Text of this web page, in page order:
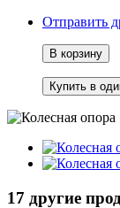
Отправить
В корзину
17 другие